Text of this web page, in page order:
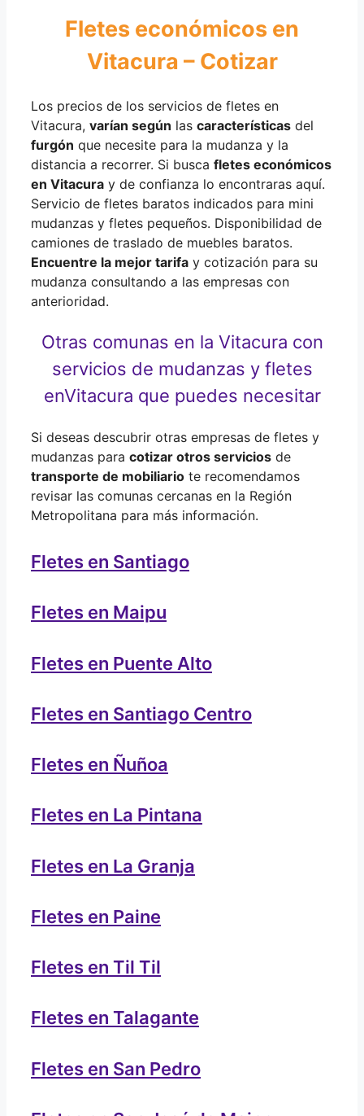
Fletes económicos en
Vitacura – Cotizar
Los precios de los servicios de fletes en
Vitacura, varían según las características del
furgón que necesite para la mudanza y la
distancia a recorrer. Si busca fletes económicos
en Vitacura y de confianza lo encontraras aquí.
Servicio de fletes baratos indicados para mini
mudanzas y fletes pequeños. Disponibilidad de
camiones de traslado de muebles baratos.
Encuentre la mejor tarifa y cotización para su
mudanza consultando a las empresas con
anterioridad.
Otras comunas en la Vitacura con
servicios de mudanzas y fletes
enVitacura que puedes necesitar
Si deseas descubrir otras empresas de fletes y
mudanzas para cotizar otros servicios de
transporte de mobiliario te recomendamos
revisar las comunas cercanas en la Región
Metropolitana para más información.
Fletes en Santiago
Fletes en Maipu
Fletes en Puente Alto
Fletes en Santiago Centro
Fletes en Ñuñoa
Fletes en La Pintana
Fletes en La Granja
Fletes en Paine
Fletes en Til Til
Fletes en Talagante
Fletes en San Pedro